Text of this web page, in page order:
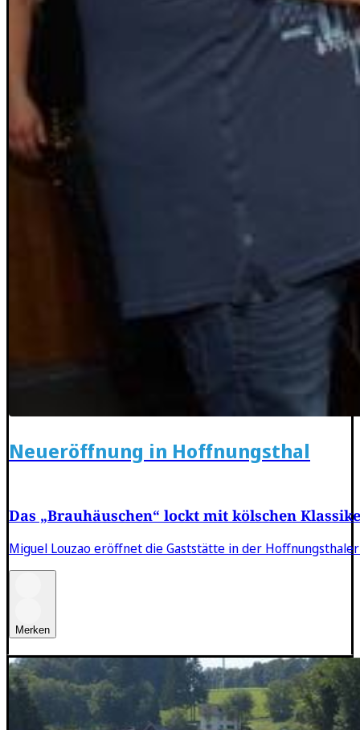
Neueröffnung in Hoffnungsthal
Das „Brauhäuschen“ lockt mit kölschen
Miguel Louzao eröffnet die Gaststätte in der
Merken